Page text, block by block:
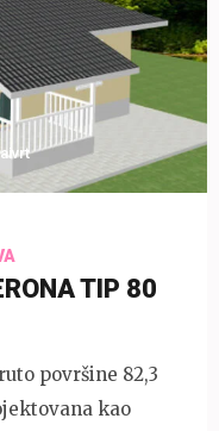
TIP 80
površine 82,3
kao